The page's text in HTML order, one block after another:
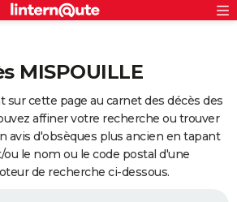
MISPOUILLE
cette page au carnet des décès des
affiner votre recherche ou trouver
avis d'obsèques plus ancien en tapant
le nom ou le code postal d'une
de recherche ci-dessous.